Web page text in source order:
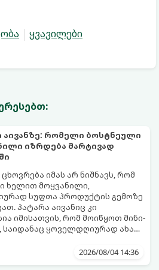
ყვავილები
აივანზე: რომელი ბოსტნეული
იზრდება მარტივად
იმას არ ნიშნავს, რომ
ხელით მოყვანილი,
სუფთა პროდუქტის გემოზე
პატარა აივანიც კი
იმისათვის, რომ მოიწყოთ მინი-
საიდანაც ყოველდღიურად ახალ,
და ესთეტიკური ჰობია.
2026/08/04 14:36